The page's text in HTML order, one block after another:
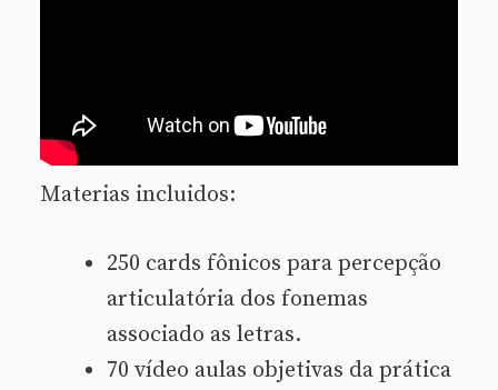
Materias incluidos:
250 cards fônicos para percepção
articulatória dos fonemas
associado as letras.
70 vídeo aulas objetivas da prática